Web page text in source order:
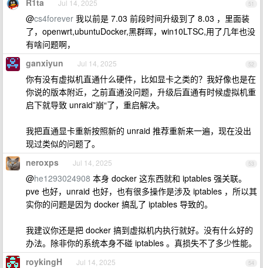
51
R1ta Jul 14, 2025
@cs4forever 我以前是 7.03 前段时间升级到了 8.03 ，里面装
了，openwrt,ubuntuDocker,黑群晖，win10LTSC,用了几年也没
有啥问题啊，
52
ganxiyun Jul 14, 2025
你有没有虚拟机直通什么硬件，比如显卡之类的？我好像也是在
你说的版本附近，之前直通没问题，升级后直通有时候虚拟机重
启下就导致 unraid”崩“了，重启解决。
我把直通显卡重新按照新的 unraid 推荐重新来一遍，现在没出
现过类似的问题了。
53
neroxps Jul 14, 2025
@he1293024908 本身 docker 这东西就和 iptables 强关联。
pve 也好，unraid 也好，也有很多操作是涉及 iptables ，所以其
实你的问题是因为 docker 搞乱了 iptables 导致的。
我建议你还是把 docker 搞到虚拟机内执行就好。没有什么好的
办法。除非你的系统本身不碰 iptables 。真损失不了多少性能。
54
roykingH Jul 14, 2025